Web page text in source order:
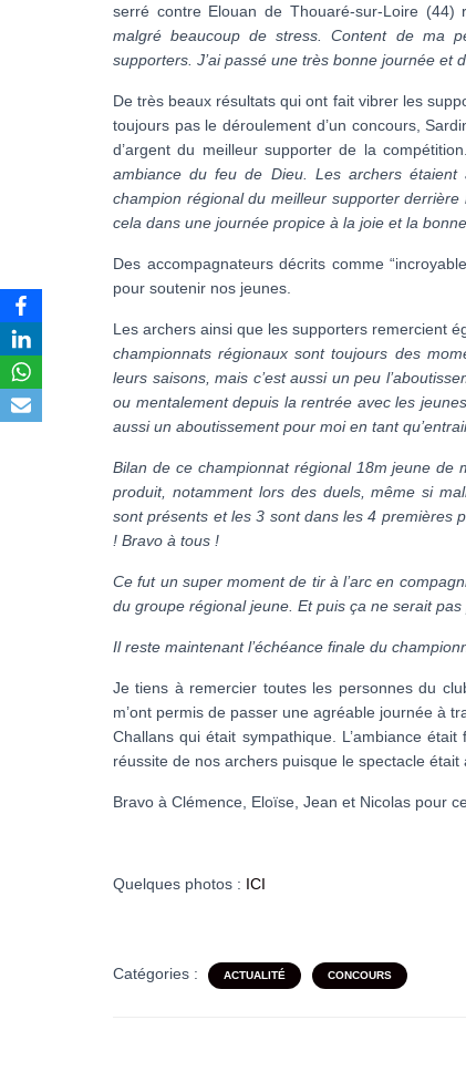
serré contre Elouan de Thouaré-sur-Loire (44)
malgré beaucoup de stress. Content de ma
supporters. J’ai passé une très bonne journée et
De très beaux résultats qui ont fait vibrer les
toujours pas le déroulement d’un concours,
d’argent du meilleur supporter de la
ambiance du feu de Dieu. Les archers
champion régional du meilleur supporter
cela dans une journée propice à la joie et la
Des accompagnateurs décrits comme
pour soutenir nos jeunes.
Les archers ainsi que les supporters remercient
championnats régionaux sont toujours des
leurs saisons, mais c’est aussi un peu
ou mentalement depuis la rentrée avec les
aussi un aboutissement pour moi en tant
Bilan de ce championnat régional 18m jeune
produit, notamment lors des duels, même si
sont présents et les 3 sont dans les 4 premières
! Bravo à tous !
Ce fut un super moment de tir à l’arc en
du groupe régional jeune. Et puis ça ne serait
Il reste maintenant l’échéance finale du
Je tiens à remercier toutes les personnes du
m’ont permis de passer une agréable journée à
Challans qui était sympathique. L’ambiance
réussite de nos archers puisque le spectacle était
Bravo à Clémence, Eloïse, Jean et Nicolas pour
Quelques photos : ICI
Catégories : ACTUALITÉ CONCOURS